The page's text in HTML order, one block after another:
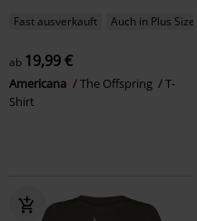
Fast ausverkauft Auch in Plus Size
ab 19,99 €
Americana The Offspring
T-
Shirt